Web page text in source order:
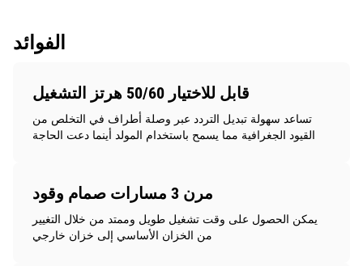
الفوائد
قابل للاختيار 50/60 هرتز التشغيل
تساعد سهولة تبديل التردد عبر وصلة أطراف في التخلص من
القيود الجغرافية مما يسمح باستخدام المولد أينما دعت الحاجة
مرن 3 مسارات صمام وقود
يمكن الحصول على وقت تشغيل طويل وممتد من خلال التغيير
من الخزان الأساسي إلى خزان خارجي